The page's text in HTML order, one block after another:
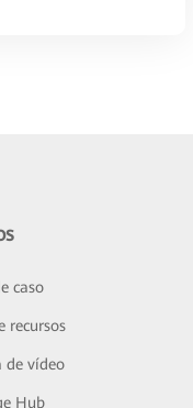
caso
recursos
de vídeo
Hub